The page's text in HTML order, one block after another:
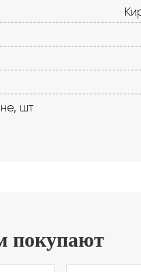
шт
покупают